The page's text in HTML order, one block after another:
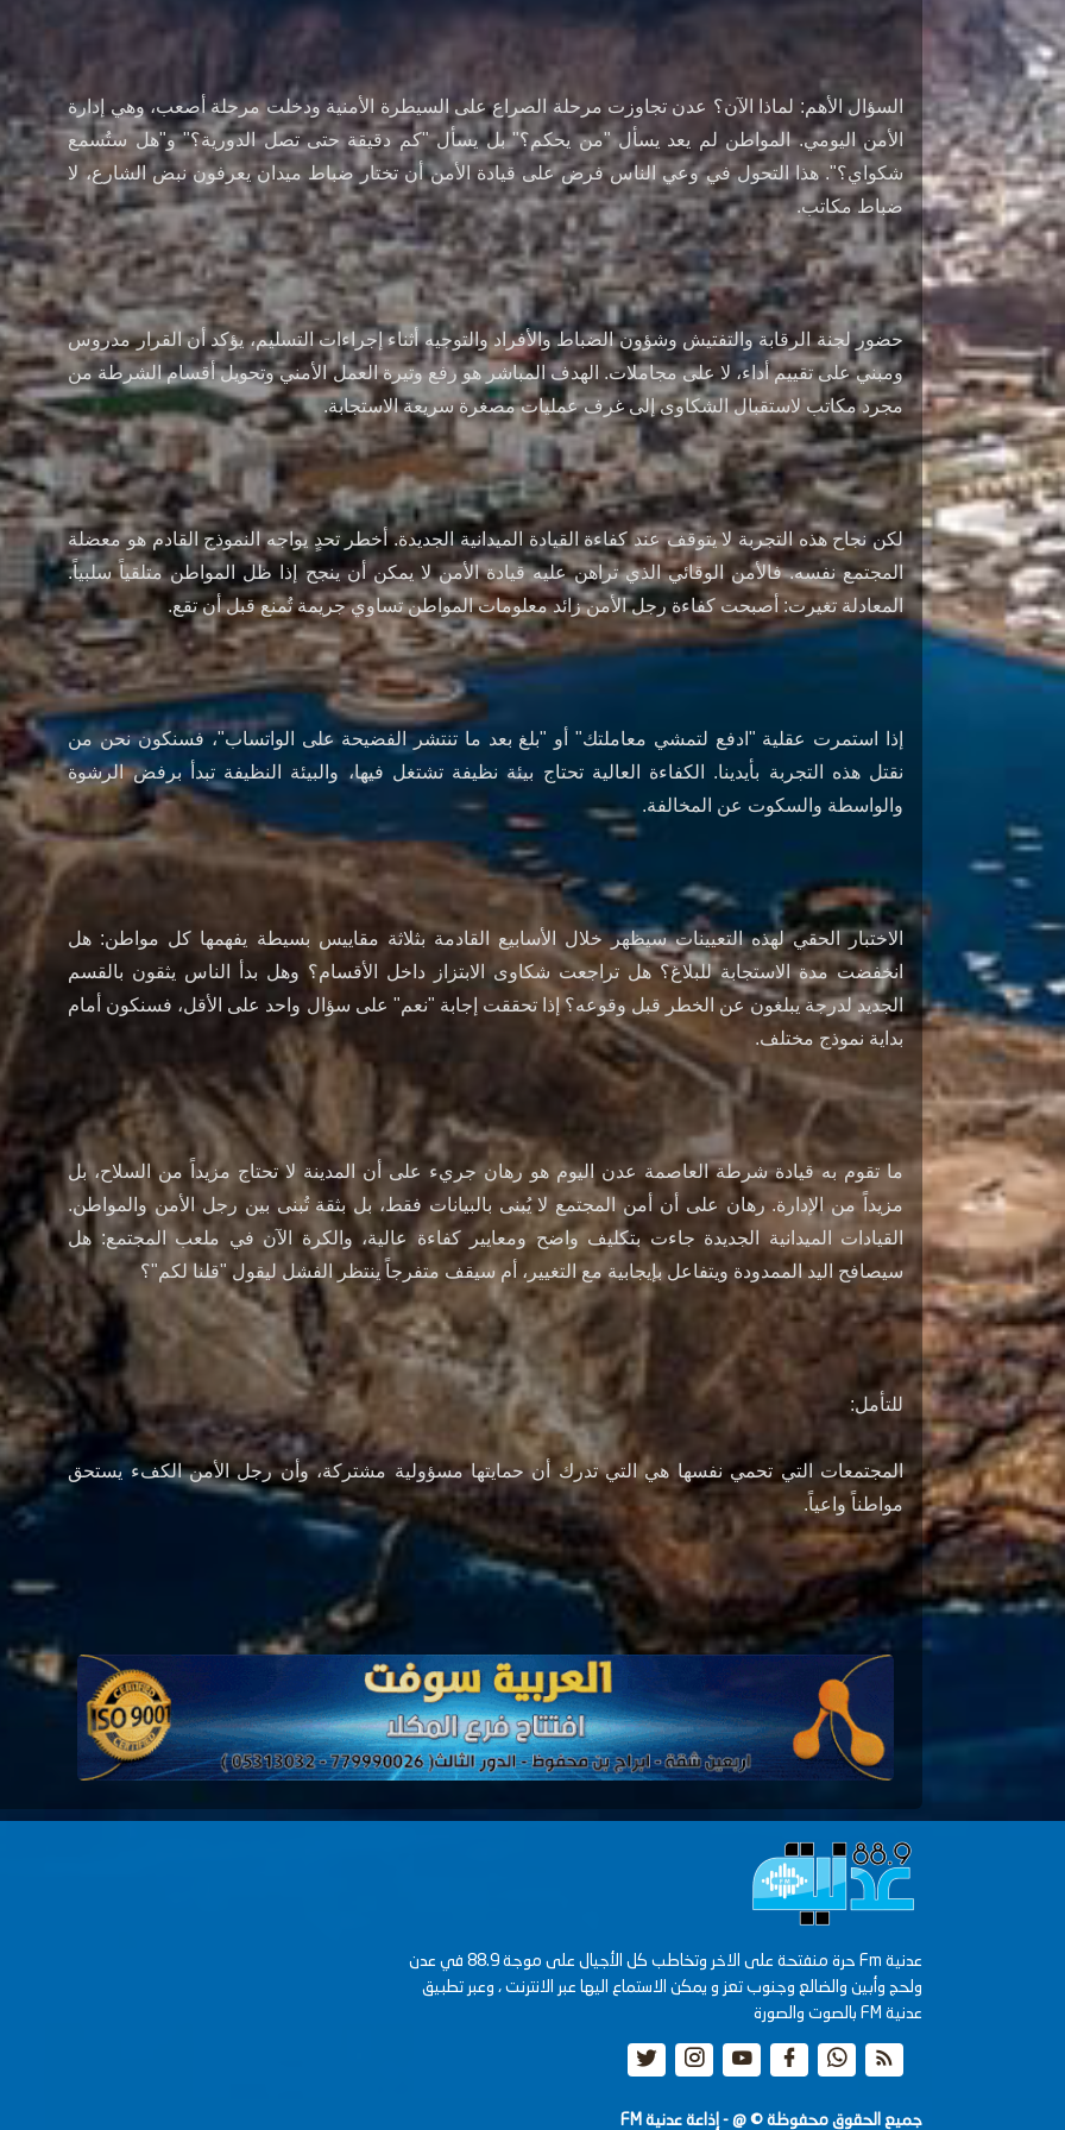
السؤال الأهم: لماذا الآن؟ عدن تجاوزت مرحلة الصراع على السيطرة الأمنية ودخلت مرحلة أصعب، وهي إدارة
الأمن اليومي. المواطن لم يعد يسأل "من يحكم؟" بل يسأل "كم دقيقة حتى تصل الدورية؟" و"هل ستُسمع
شكواي؟". هذا التحول في وعي الناس فرض على قيادة الأمن أن تختار ضباط ميدان يعرفون نبض الشارع، لا
ضباط مكاتب.
حضور لجنة الرقابة والتفتيش وشؤون الضباط والأفراد والتوجيه أثناء إجراءات التسليم، يؤكد أن القرار مدروس
ومبني على تقييم أداء، لا على مجاملات. الهدف المباشر هو رفع وتيرة العمل الأمني وتحويل أقسام الشرطة من
مجرد مكاتب لاستقبال الشكاوى إلى غرف عمليات مصغرة سريعة الاستجابة.
لكن نجاح هذه التجربة لا يتوقف عند كفاءة القيادة الميدانية الجديدة. أخطر تحدٍ يواجه النموذج القادم هو معضلة
المجتمع نفسه. فالأمن الوقائي الذي تراهن عليه قيادة الأمن لا يمكن أن ينجح إذا ظل المواطن متلقياً سلبياً.
المعادلة تغيرت: أصبحت كفاءة رجل الأمن زائد معلومات المواطن تساوي جريمة تُمنع قبل أن تقع.
إذا استمرت عقلية "ادفع لتمشي معاملتك" أو "بلغ بعد ما تنتشر الفضيحة على الواتساب"، فسنكون نحن من
نقتل هذه التجربة بأيدينا. الكفاءة العالية تحتاج بيئة نظيفة تشتغل فيها، والبيئة النظيفة تبدأ برفض الرشوة
والواسطة والسكوت عن المخالفة.
الاختبار الحقي لهذه التعيينات سيظهر خلال الأسابيع القادمة بثلاثة مقاييس بسيطة يفهمها كل مواطن: هل
انخفضت مدة الاستجابة للبلاغ؟ هل تراجعت شكاوى الابتزاز داخل الأقسام؟ وهل بدأ الناس يثقون بالقسم
الجديد لدرجة يبلغون عن الخطر قبل وقوعه؟ إذا تحققت إجابة "نعم" على سؤال واحد على الأقل، فسنكون أمام
بداية نموذج مختلف.
ما تقوم به قيادة شرطة العاصمة عدن اليوم هو رهان جريء على أن المدينة لا تحتاج مزيداً من السلاح، بل
مزيداً من الإدارة. رهان على أن أمن المجتمع لا يُبنى بالبيانات فقط، بل بثقة تُبنى بين رجل الأمن والمواطن.
القيادات الميدانية الجديدة جاءت بتكليف واضح ومعايير كفاءة عالية، والكرة الآن في ملعب المجتمع: هل
سيصافح اليد الممدودة ويتفاعل بإيجابية مع التغيير، أم سيقف متفرجاً ينتظر الفشل ليقول "قلنا لكم"؟
للتأمل:
المجتمعات التي تحمي نفسها هي التي تدرك أن حمايتها مسؤولية مشتركة، وأن رجل الأمن الكفء يستحق
مواطناً واعياً.
عدنية Fm حرة منفتحة على الاخر وتخاطب كل الأجيال على موجة 88.9 في عدن
ولحج وأبين والضالع وجنوب تعز و يمكن الاستماع اليها عبر الانترنت ، وعبر تطبيق
عدنية FM بالصوت والصورة
جميع الحقوق محفوظة © @ - إذاعة عدنية FM